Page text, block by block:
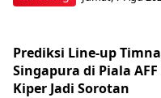
Prediksi Line-up
Singapura di Piala AFF
Kiper Jadi Sorotan